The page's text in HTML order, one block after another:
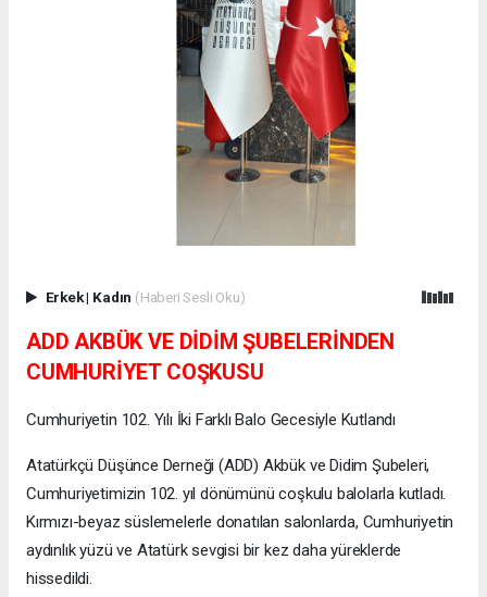
Erkek| Kadın (Haberi Sesli Oku)
ADD AKBÜK VE DİDİM ŞUBELERİNDEN
CUMHURİYET COŞKUSU
Cumhuriyetin 102. Yılı İki Farklı Balo Gecesiyle Kutlandı
Atatürkçü Düşünce Derneği (ADD) Akbük ve Didim Şubeleri,
Cumhuriyetimizin 102. yıl dönümünü coşkulu balolarla kutladı.
Kırmızı-beyaz süslemelerle donatılan salonlarda, Cumhuriyetin
aydınlık yüzü ve Atatürk sevgisi bir kez daha yüreklerde
hissedildi.